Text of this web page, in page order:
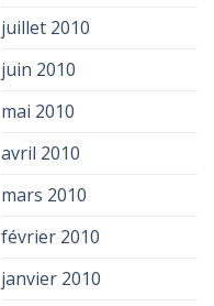
juillet 2010
juin 2010
mai 2010
avril 2010
mars 2010
février 2010
janvier 2010